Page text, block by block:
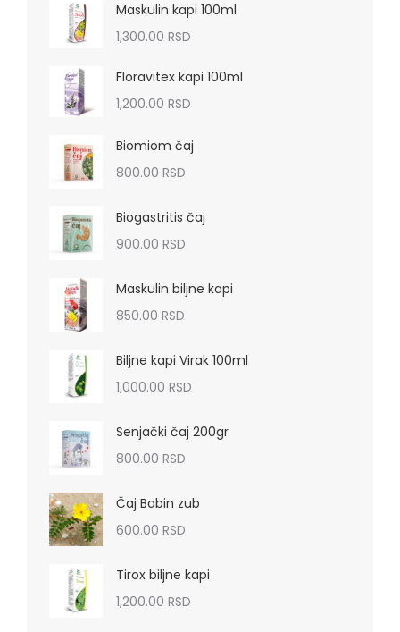
Maskulin kapi 100ml
1,300.00 RSD
Floravitex kapi 100ml
1,200.00 RSD
Biomiom čaj
800.00 RSD
Biogastritis čaj
900.00 RSD
Maskulin biljne kapi
850.00 RSD
Biljne kapi Virak 100ml
1,000.00 RSD
Senjački čaj 200gr
800.00 RSD
Čaj Babin zub
600.00 RSD
Tirox biljne kapi
1,200.00 RSD